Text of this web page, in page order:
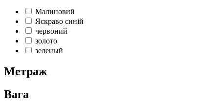
Малиновий
Яскраво синій
червоний
золото
зеленый
Метраж
Вага